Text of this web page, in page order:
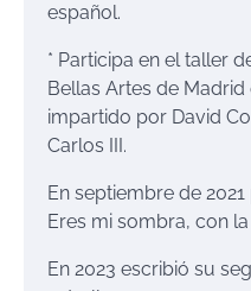
español.
* Participa en eltaller
Bellas Artes de
impartido por David
Carlos III.
En septiembre de 2021
Eres mi sombra, con
En 2023 escribió su